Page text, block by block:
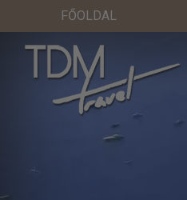
FŐOLDAL